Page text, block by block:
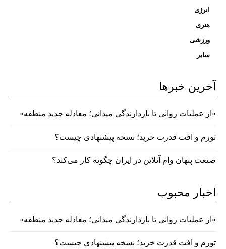
انرژی
هنری
ورزشی
سایر
آخرین خبرها
«از عملیات روانی تا بازدارندگی میدانی؛ معادله جدید منطقه»
تورم و افت قدرت خرید؛ نسخه پیشنهادی چیست؟
صنعت پنهان وام آنلاین در ایران چگونه کار می‌کند؟
اخبار محبوب
«از عملیات روانی تا بازدارندگی میدانی؛ معادله جدید منطقه»
تورم و افت قدرت خرید؛ نسخه پیشنهادی چیست؟